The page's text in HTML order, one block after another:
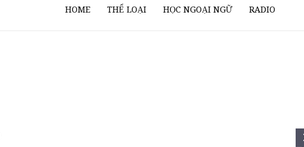
HOME THỂ LOẠI HỌC NGOẠI NGỮ RADIO